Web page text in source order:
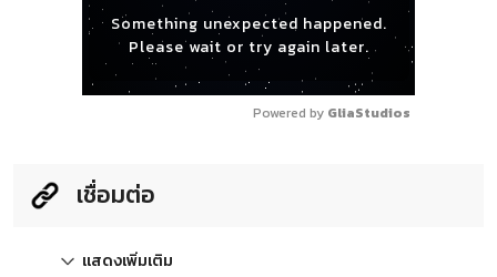
Something unexpected happened.
Please wait or try again later.
Powered by GliaStudios
เชื่อมต่อ
แสดงเพิ่มเติม